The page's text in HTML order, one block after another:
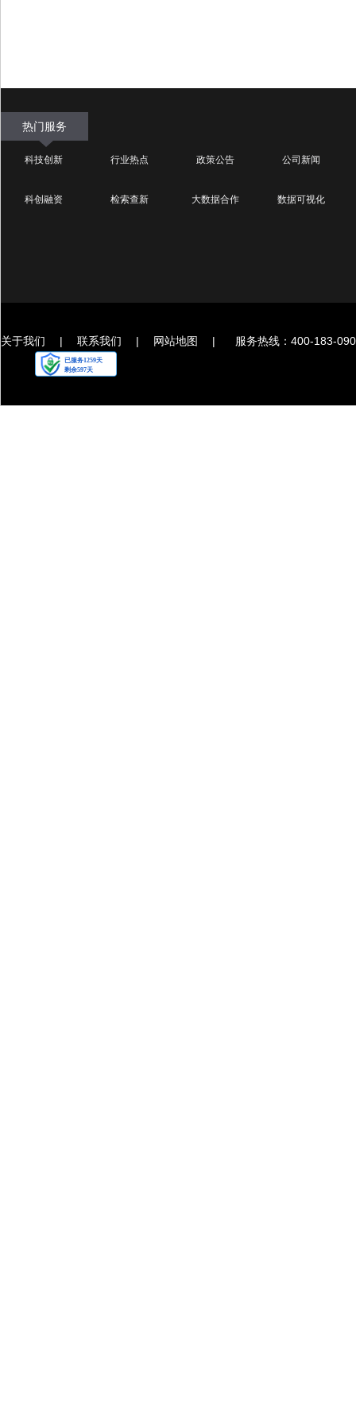
热门服务
科技创新 行业热点 政策公告 公司新闻
科创融资 检索查新 大数据合作 数据可视化
关于我们 | 联系我们 | 网站地图 | 服务热线：400-183-